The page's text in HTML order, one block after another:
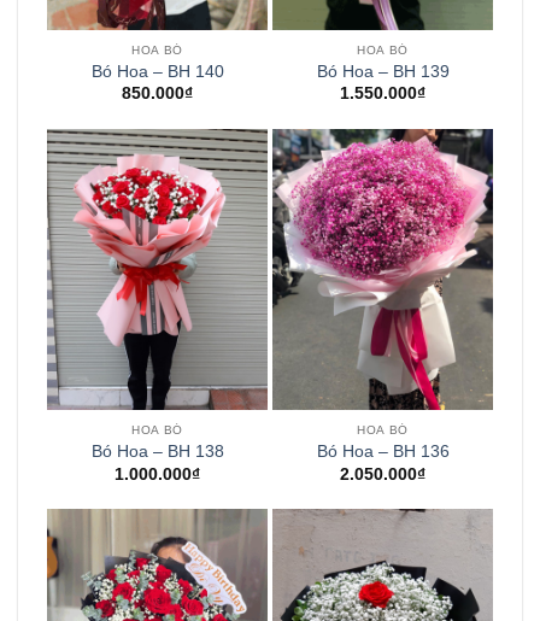
HOA BÓ
Bó Hoa – BH 140
850.000₫
HOA BÓ
Bó Hoa – BH 139
1.550.000₫
HOA BÓ
Bó Hoa – BH 138
1.000.000₫
HOA BÓ
Bó Hoa – BH 136
2.050.000₫